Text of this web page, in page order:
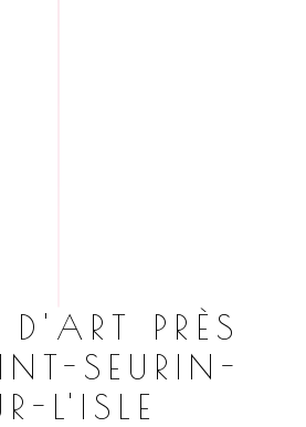
D'ART PRÈS
SEURIN-
L'ISLE